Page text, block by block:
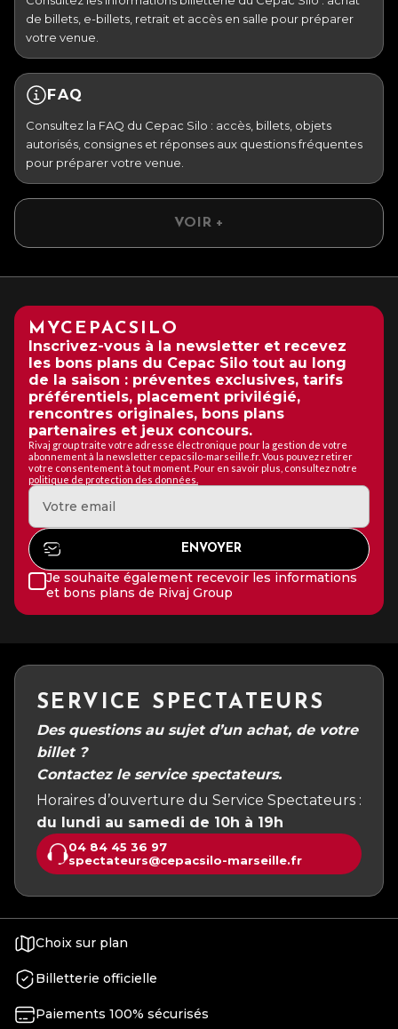
de billets, e-billets, retrait et accès en salle pour préparer
votre venue.
FAQ
Consultez la FAQ du Cepac Silo : accès, billets, objets
autorisés, consignes et réponses aux questions fréquentes
pour préparer votre venue.
VOIR +
MYCEPACSILO
Inscrivez-vous à la newsletter et recevez
les bons plans du Cepac Silo tout au long
de la saison : préventes exclusives, tarifs
préférentiels, placement privilégié,
rencontres originales, bons plans
partenaires et jeux concours.
Rivaj group traite votre adresse électronique pour la gestion de votre
abonnement à la newsletter cepacsilo-marseille.fr. Vous pouvez retirer
votre consentement à tout moment. Pour en savoir plus, consultez notre
politique de protection des données.
Je souhaite également recevoir les informations
et bons plans de Rivaj Group
SERVICE SPECTATEURS
Des questions au sujet d’un achat, de votre
billet ?
Contactez le service spectateurs.
Horaires d’ouverture du Service Spectateurs :
du lundi au samedi de 10h à 19h
04 84 45 36 97
spectateurs@cepacsilo-marseille.fr
Choix sur plan
Billetterie officielle
Paiements 100% sécurisés